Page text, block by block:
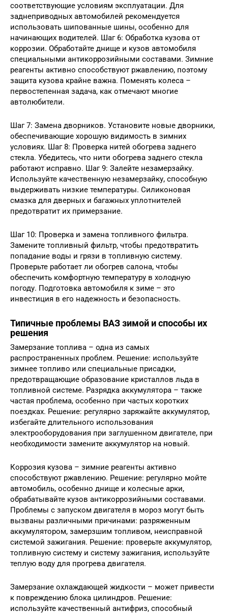
соответствующие условиям эксплуатации. Для
заднеприводных автомобилей рекомендуется
использовать шипованные шины, особенно для
начинающих водителей. Шаг 6: Обработка кузова от
коррозии. Обработайте днище и кузов автомобиля
специальными антикоррозийными составами. Зимние
реагенты активно способствуют ржавлению, поэтому
защита кузова крайне важна. Поменять колеса –
первостепенная задача, как отмечают многие
автолюбители.
Шаг 7: Замена дворников. Установите новые дворники,
обеспечивающие хорошую видимость в зимних
условиях. Шаг 8: Проверка нитей обогрева заднего
стекла. Убедитесь, что нити обогрева заднего стекла
работают исправно. Шаг 9: Залейте незамерзайку.
Используйте качественную незамерзайку, способную
выдерживать низкие температуры. Силиконовая
смазка для дверных и багажных уплотнителей
предотвратит их примерзание.
Шаг 10: Проверка и замена топливного фильтра.
Замените топливный фильтр, чтобы предотвратить
попадание воды и грязи в топливную систему.
Проверьте работает ли обогрев салона, чтобы
обеспечить комфортную температуру в холодную
погоду. Подготовка автомобиля к зиме – это
инвестиция в его надежность и безопасность.
Типичные проблемы ВАЗ зимой и способы их
решения
Замерзание топлива – одна из самых
распространенных проблем. Решение: используйте
зимнее топливо или специальные присадки,
предотвращающие образование кристаллов льда в
топливной системе. Разрядка аккумулятора – также
частая проблема, особенно при частых коротких
поездках. Решение: регулярно заряжайте аккумулятор,
избегайте длительного использования
электрооборудования при заглушенном двигателе, при
необходимости замените аккумулятор на новый.
Коррозия кузова – зимние реагенты активно
способствуют ржавлению. Решение: регулярно мойте
автомобиль, особенно днище и колесные арки,
обрабатывайте кузов антикоррозийными составами.
Проблемы с запуском двигателя в мороз могут быть
вызваны различными причинами: разряженным
аккумулятором, замерзшим топливом, неисправной
системой зажигания. Решение: проверьте аккумулятор,
топливную систему и систему зажигания, используйте
теплую воду для прогрева двигателя.
Замерзание охлаждающей жидкости – может привести
к повреждению блока цилиндров. Решение:
используйте качественный антифриз, способный